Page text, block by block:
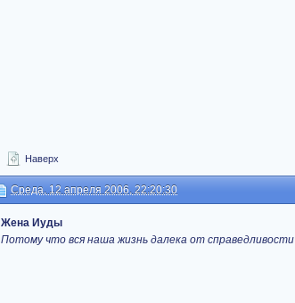
Наверх
Среда, 12 апреля 2006, 22:20:30
Жена Иуды
Потому что вся наша жизнь далека от справедливости